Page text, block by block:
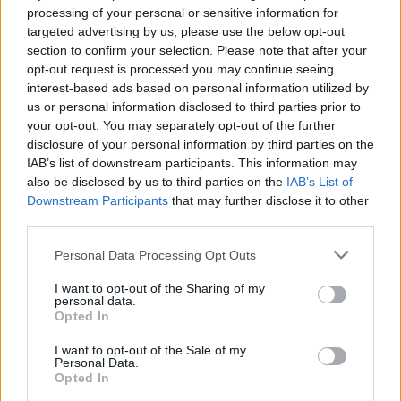
processing of your personal or sensitive information for
targeted advertising by us, please use the below opt-out
section to confirm your selection. Please note that after your
opt-out request is processed you may continue seeing
interest-based ads based on personal information utilized by
us or personal information disclosed to third parties prior to
your opt-out. You may separately opt-out of the further
disclosure of your personal information by third parties on the
IAB’s list of downstream participants. This information may
also be disclosed by us to third parties on the IAB’s List of
Downstream Participants that may further disclose it to other
Please note that this website/app uses one or more Google
not limited to your visit or usage behaviour. You may click to
grant or deny consent to Google and its third-party tags to
use your data for below specified purposes in below Google
consent section.
Personal Data Processing Opt Outs
I want to opt-out of the Sharing of my
personal data.
Opted In
I want to opt-out of the Sale of my
Personal Data.
Opted In
Calangianus, allarme sul centro accoglienza
minori, Albieri: “Episodi gravissimi”
Gallura, finti clienti svuotano le suite: furto da
50mila nel resort
Meteo Olbia 7 agosto, sole e caldo tornano
protagonisti